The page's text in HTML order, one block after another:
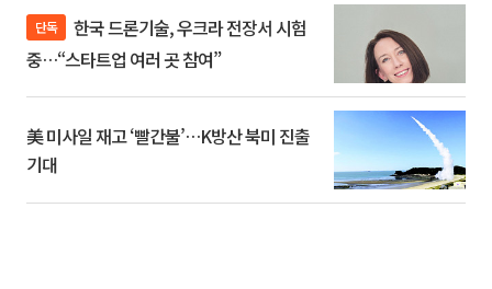
단독
중…“스타트업 여러 곳 참여”
美 미사일 재고 ‘빨간불’…K방산 북미 진출
기대